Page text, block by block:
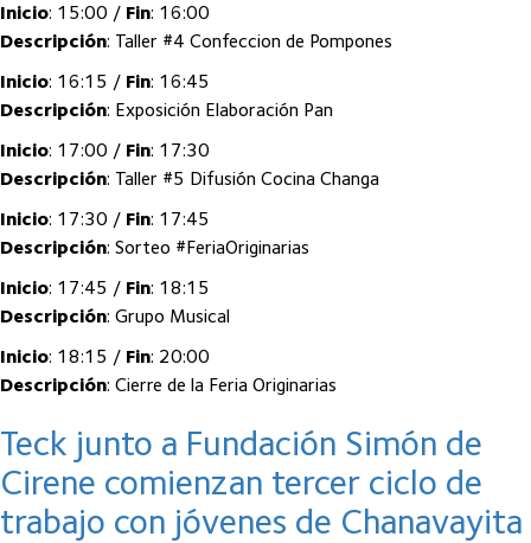
Inicio: 15:00 / Fin: 16:00
Descripción: Taller #4 Confeccion de Pompones
Inicio: 16:15 / Fin: 16:45
Descripción: Exposición Elaboración Pan
Inicio: 17:00 / Fin: 17:30
Descripción: Taller #5 Difusión Cocina Changa
Inicio: 17:30 / Fin: 17:45
Descripción: Sorteo #FeriaOriginarias
Inicio: 17:45 / Fin: 18:15
Descripción: Grupo Musical
Inicio: 18:15 / Fin: 20:00
Descripción: Cierre de la Feria Originarias
Teck junto a Fundación Simón de
Cirene comienzan tercer ciclo de
trabajo con jóvenes de Chanavayita